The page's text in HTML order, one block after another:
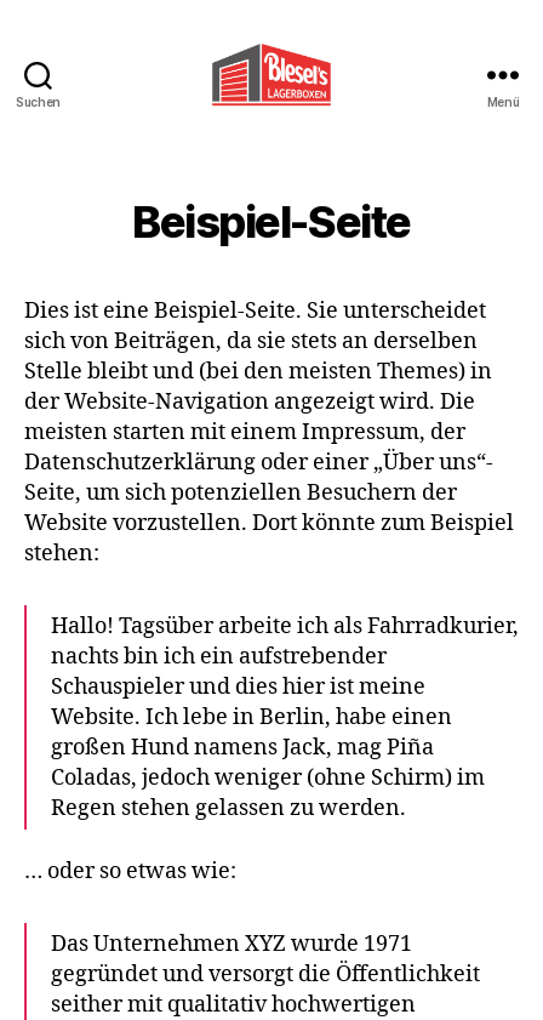
Suchen Menü
Beispiel-Seite
Dies ist eine Beispiel-Seite. Sie unterscheidet
sich von Beiträgen, da sie stets an derselben
Stelle bleibt und (bei den meisten Themes) in
der Website-Navigation angezeigt wird. Die
meisten starten mit einem Impressum, der
Datenschutzerklärung oder einer „Über uns“-
Seite, um sich potenziellen Besuchern der
Website vorzustellen. Dort könnte zum Beispiel
stehen:
Hallo! Tagsüber arbeite ich als Fahrradkurier,
nachts bin ich ein aufstrebender
Schauspieler und dies hier ist meine
Website. Ich lebe in Berlin, habe einen
großen Hund namens Jack, mag Piña
Coladas, jedoch weniger (ohne Schirm) im
Regen stehen gelassen zu werden.
… oder so etwas wie:
Das Unternehmen XYZ wurde 1971
gegründet und versorgt die Öffentlichkeit
seither mit qualitativ hochwertigen